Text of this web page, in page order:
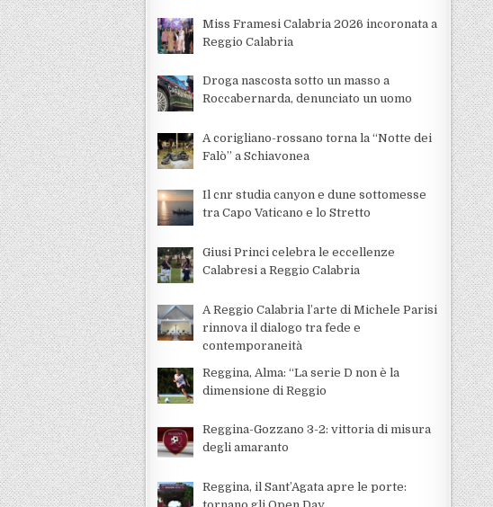
Miss Framesi Calabria 2026 incoronata a
Reggio Calabria
Droga nascosta sotto un masso a
Roccabernarda, denunciato un uomo
A corigliano-rossano torna la “Notte dei
Falò” a Schiavonea
Il cnr studia canyon e dune sottomesse
tra Capo Vaticano e lo Stretto
Giusi Princi celebra le eccellenze
Calabresi a Reggio Calabria
A Reggio Calabria l’arte di Michele Parisi
rinnova il dialogo tra fede e
contemporaneità
Reggina, Alma: “La serie D non è la
dimensione di Reggio
Reggina-Gozzano 3-2: vittoria di misura
degli amaranto
Reggina, il Sant’Agata apre le porte: